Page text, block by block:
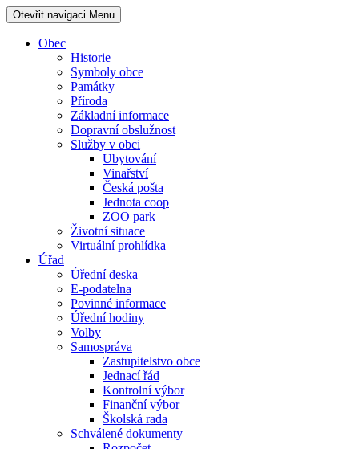
Otevřit navigaci Menu
Obec
Historie
Symboly obce
Památky
Příroda
Základní informace
Dopravní obslužnost
Služby v obci
Ubytování
Vinařství
Česká pošta
Jednota coop
ZOO park
Životní situace
Virtuální prohlídka
Úřad
Úřední deska
E-podatelna
Povinné informace
Úřední hodiny
Volby
Samospráva
Zastupitelstvo obce
Jednací řád
Kontrolní výbor
Finanční výbor
Školská rada
Schválené dokumenty